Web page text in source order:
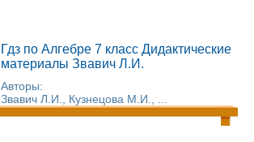
Гдз по Алгебре 7 класс Дидактические
материалы Звавич Л.И.
Авторы:
Звавич Л.И., Кузнецова М.И., ...